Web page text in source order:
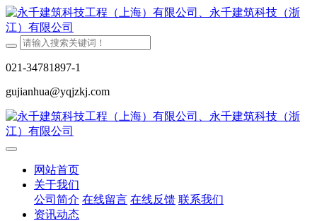
021-34781897-1
gujianhua@yqjzkj.com
网站首页
关于我们
公司简介 在线留言 在线反馈 联系我们
资讯动态